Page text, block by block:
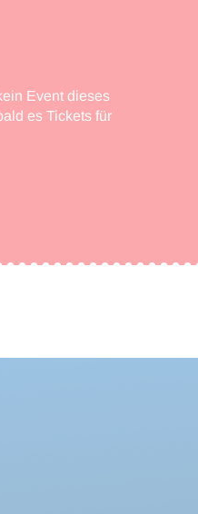
Event dieses
es Tickets für